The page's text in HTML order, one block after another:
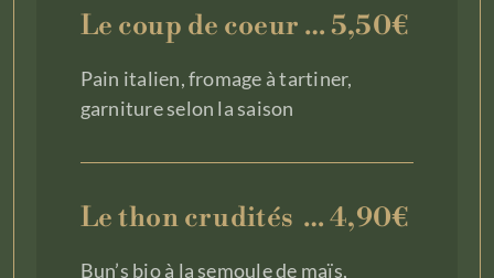
Le coup de coeur … 5,50€
Pain italien, fromage à tartiner,
garniture selon la saison
Le thon crudités … 4,90€
Bun’s bio à la semoule de maïs,